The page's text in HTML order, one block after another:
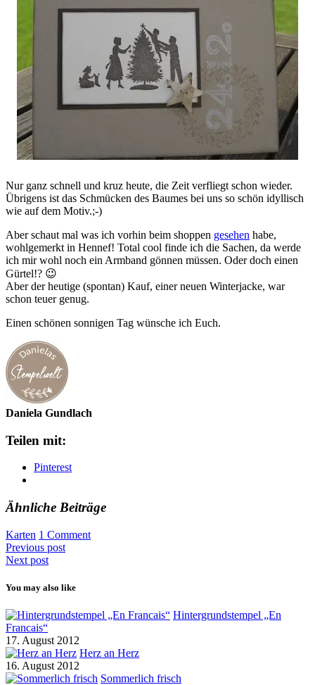
Nur ganz schnell und kruz heute, die Zeit verfliegt schon wieder.
Übrigens ist das Schmücken des Baumes bei uns so schön idyllisch
wie auf dem Motiv.;-)
Aber schaut mal was ich vorhin beim shoppen gesehen habe,
wohlgemerkt in Hennef! Total cool finde ich die Sachen, da werde
ich mir wohl noch ein Armband gönnen müssen. Oder doch einen
Gürtel!? 😉
Aber der heutige (spontan) Kauf, einer neuen Winterjacke, war
schon teuer genug.
Einen schönen sonnigen Tag wünsche ich Euch.
Daniela Gundlach
Teilen mit:
Pinterest
Ähnliche Beiträge
Karten 1 Comment
Previous post
Next post
You may also like
Hintergrundstempel „En
Francais“
17. August 2012
Herz an Herz
16. August 2012
Sommerlich frisch